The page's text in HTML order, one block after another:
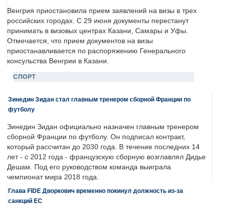
Венгрия приостановила прием заявлений на визы в трех
российских городах. С 29 июня документы перестанут
принимать в визовых центрах Казани, Самары и Уфы.
Отмечается, что прием документов на визы
приостанавливается по распоряжению Генерального
консульства Венгрии в Казани.
СПОРТ
Зинедин Зидан стал главным тренером сборной Франции по
футболу
Зинедин Зидан официально назначен главным тренером
сборной Франции по футболу. Он подписал контракт,
который рассчитан до 2030 года. В течение последних 14
лет - с 2012 года - французскую сборную возглавлял Дидье
Дешам. Под его руководством команда выиграла
чемпионат мира 2018 года.
Глава FIDE Дворкович временно покинул должность из-за
санкций ЕС